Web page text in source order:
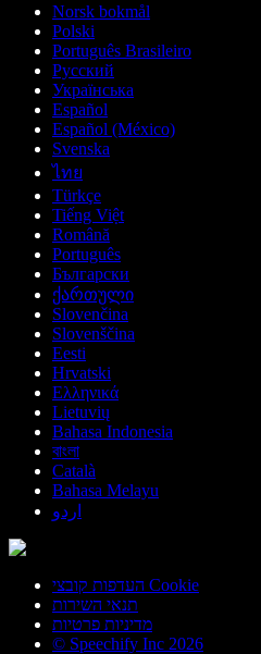
Norsk bokmål
Polski
Português Brasileiro
Русский
Українська
Español
Español (México)
Svenska
ไทย
Türkçe
Tiếng Việt
Română
Português
Български
ქართული
Slovenčina
Slovenščina
Eesti
Hrvatski
Ελληνικά
Lietuvių
Bahasa Indonesia
বাংলা
Català
Bahasa Melayu
اردو
העדפות קובצי Cookie
תנאי השירות
מדיניות פרטיות
© Speechify Inc 2026